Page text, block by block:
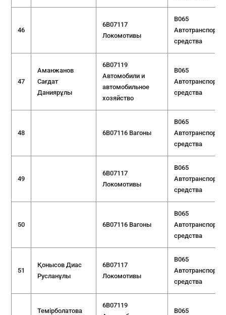
46
6B07117
Локомотивы
B065
средства
47
Аманжанов
Сағдат
Даниярұлы
6B07119
Автомобили и
автомобильное
хозяйство
B065
средства
48 6B07116 Вагоны
B065
средства
49
6B07117
Локомотивы
B065
средства
50 6B07116 Вагоны
B065
средства
51
Қонысов Диас
Русланұлы
6B07117
Локомотивы
B065
средства
Темірболатова
6B07119
B065